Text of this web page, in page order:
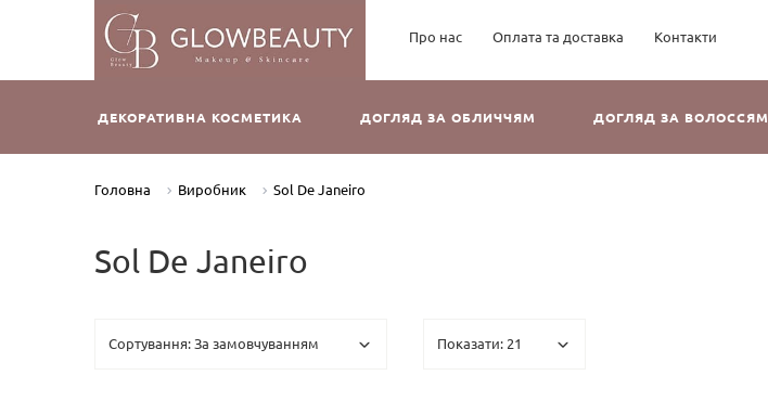
Про нас Оплата та доставка Контакти
ДЕКОРАТИВНА КОСМЕТИКА ДОГЛЯД ЗА ОБЛИЧЧЯМ ДОГЛЯД ЗА ВОЛОССЯМ
Головна Виробник Sol De Janeiro
Sol De Janeiro